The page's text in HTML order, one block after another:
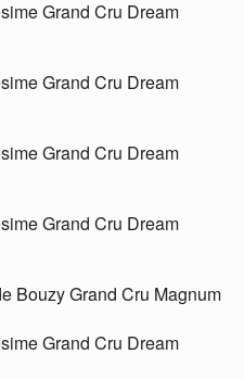
Grand Cru Dream
Grand Cru Dream
Grand Cru Dream
Grand Cru Dream
Bouzy Grand Cru Magnum
Grand Cru Dream